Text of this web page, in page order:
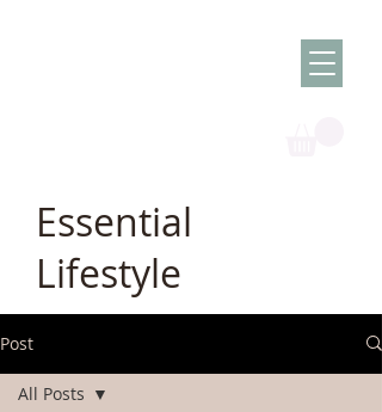
Essential
Lifestyle
Post
All Posts